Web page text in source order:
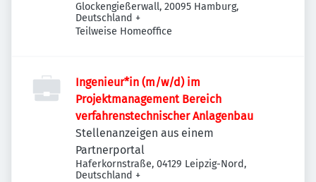
Glockengießerwall, 20095 Hamburg,
Deutschland +
Teilweise Homeoffice
Ingenieur*in (m/w/d) im
Projektmanagement Bereich
verfahrenstechnischer Anlagenbau
Stellenanzeigen aus einem
Partnerportal
Haferkornstraße, 04129 Leipzig-Nord,
Deutschland +